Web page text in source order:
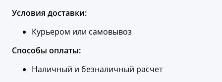
Условия доставки:
Курьером или самовывоз
Способы оплаты:
Наличный и безналичный расчет